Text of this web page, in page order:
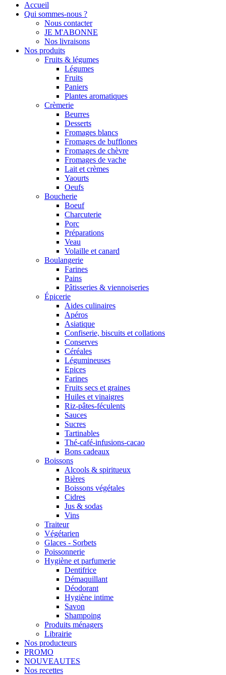
Accueil
Qui sommes-nous ?
Nous contacter
JE M'ABONNE
Nos livraisons
Nos produits
Fruits & légumes
Légumes
Fruits
Paniers
Plantes aromatiques
Crèmerie
Beurres
Desserts
Fromages blancs
Fromages de bufflones
Fromages de chèvre
Fromages de vache
Lait et crèmes
Yaourts
Oeufs
Boucherie
Boeuf
Charcuterie
Porc
Préparations
Veau
Volaille et canard
Boulangerie
Farines
Pains
Pâtisseries & viennoiseries
Épicerie
Aides culinaires
Apéros
Asiatique
Confiserie, biscuits et collations
Conserves
Céréales
Légumineuses
Epices
Farines
Fruits secs et graines
Huiles et vinaigres
Riz-pâtes-féculents
Sauces
Sucres
Tartinables
Thé-café-infusions-cacao
Bons cadeaux
Boissons
Alcools & spiritueux
Bières
Boissons végétales
Cidres
Jus & sodas
Vins
Traiteur
Végétarien
Glaces - Sorbets
Poissonnerie
Hygiène et parfumerie
Dentifrice
Démaquillant
Déodorant
Hygiène intime
Savon
Shampoing
Produits ménagers
Librairie
Nos producteurs
PROMO
NOUVEAUTES
Nos recettes